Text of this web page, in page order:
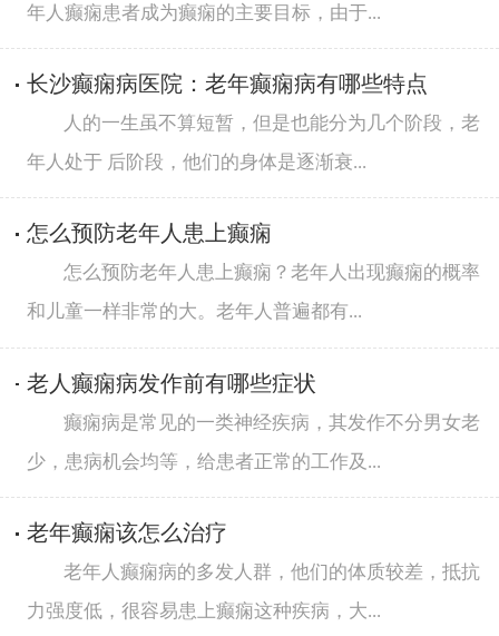
年人癫痫患者成为癫痫的主要目标，由于...
长沙癫痫病医院：老年癫痫病有哪些特点
人的一生虽不算短暂，但是也能分为几个阶段，老
年人处于 后阶段，他们的身体是逐渐衰...
怎么预防老年人患上癫痫
怎么预防老年人患上癫痫？老年人出现癫痫的概率
和儿童一样非常的大。老年人普遍都有...
老人癫痫病发作前有哪些症状
癫痫病是常见的一类神经疾病，其发作不分男女老
少，患病机会均等，给患者正常的工作及...
老年癫痫该怎么治疗
老年人癫痫病的多发人群，他们的体质较差，抵抗
力强度低，很容易患上癫痫这种疾病，大...